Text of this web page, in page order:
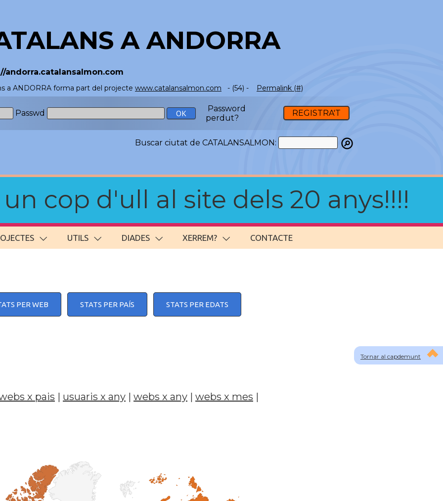
A ANDORRA
andorra.catalansalmon.com
a ANDORRA forma part del projecte www.catalansalmon.com - (54) - Permalink (#)
Passwd
Password
perdut?
REGISTRA'T
Buscar ciutat de CATALANSALMON:
cop d'ull al site dels 20 anys!!!!
UTILS DIADES XERREM? CONTACTE
Tornar al capdemunt
PER WEB STATS PER PAÍS STATS PER EDATS
x pais | usuaris x any | webs x any | webs x mes |